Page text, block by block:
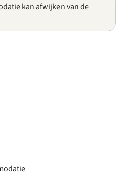
kan afwijken van de